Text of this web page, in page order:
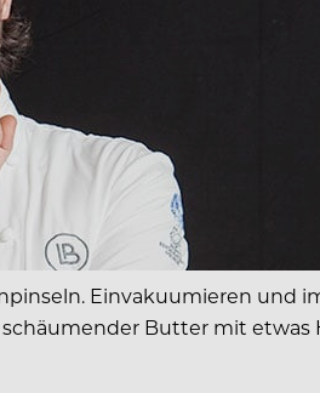
Einvakuumieren und
Butter mit